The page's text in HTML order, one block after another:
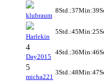
klubraum
Harlekin
4
Day2015
5
micha221